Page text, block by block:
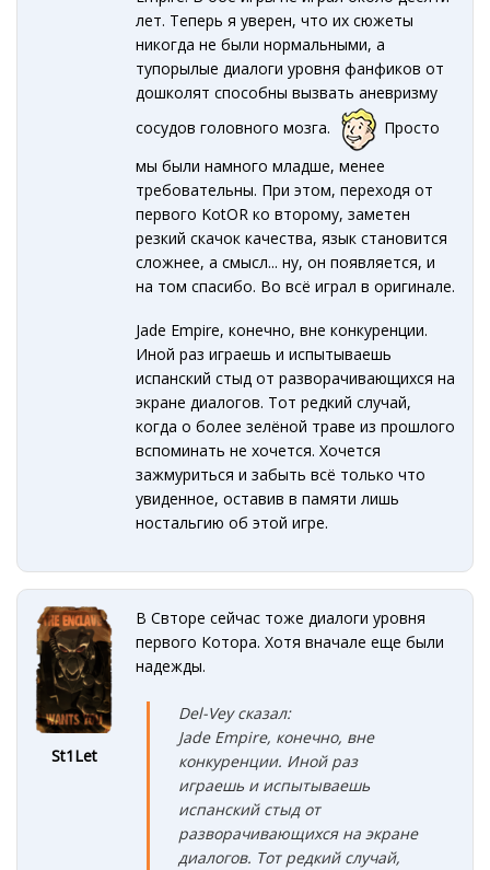
лет. Теперь я уверен, что их сюжеты
никогда не были нормальными, а
тупорылые диалоги уровня фанфиков от
дошколят способны вызвать аневризму
сосудов головного мозга.
Просто
мы были намного младше, менее
требовательны. При этом, переходя от
первого KotOR ко второму, заметен
резкий скачок качества, язык становится
сложнее, а смысл... ну, он появляется, и
на том спасибо. Во всё играл в оригинале.
Jade Empire, конечно, вне конкуренции.
Иной раз играешь и испытываешь
испанский стыд от разворачивающихся на
экране диалогов. Тот редкий случай,
когда о более зелёной траве из прошлого
вспоминать не хочется. Хочется
зажмуриться и забыть всё только что
увиденное, оставив в памяти лишь
ностальгию об этой игре.
St1Let
В Свторе сейчас тоже диалоги уровня
первого Котора. Хотя вначале еще были
надежды.
Del-Vey сказал:
Jade Empire, конечно, вне
конкуренции. Иной раз
играешь и испытываешь
испанский стыд от
разворачивающихся на экране
диалогов. Тот редкий случай,